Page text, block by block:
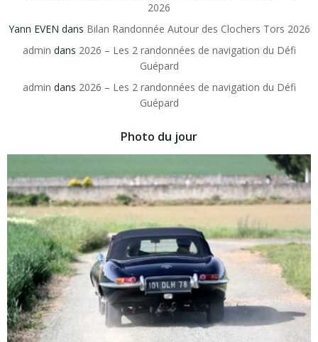
2026
Yann EVEN dans Bilan Randonnée Autour des Clochers Tors 2026
admin dans 2026 – Les 2 randonnées de navigation du Défi
Guépard
admin dans 2026 – Les 2 randonnées de navigation du Défi
Guépard
Photo du jour